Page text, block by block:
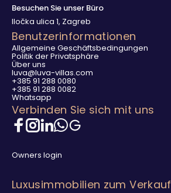
Besuchen Sie unser Büro
Iločka ulica 1, Zagreb
Benutzerinformationen
Allgemeine Geschäftsbedingungen
Politik der Privatsphäre
Über uns
luva@luva-villas.com
+385 91 288 0080
+385 91 288 0082
Whatsapp
Verbinden Sie sich mit uns
Owners login
Luxusimmobilien zum Verkauf